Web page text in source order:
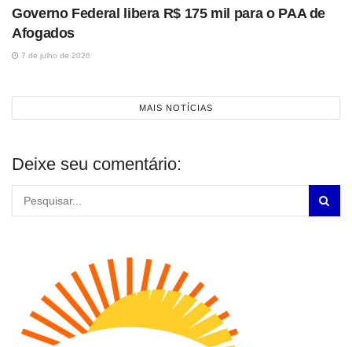
Governo Federal libera R$ 175 mil para o PAA de
Afogados
7 de julho de 2026
MAIS NOTÍCIAS
Deixe seu comentário: